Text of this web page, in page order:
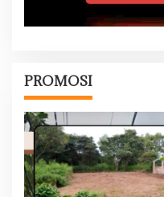
PROMOSI